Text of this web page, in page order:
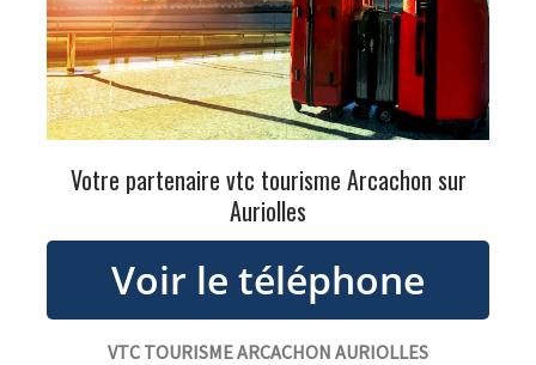
Votre partenaire vtc tourisme Arcachon sur
Auriolles
VTC TOURISME ARCACHON AURIOLLES